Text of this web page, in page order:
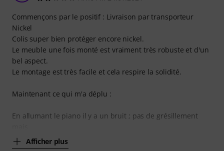
Commençons par le positif : Livraison par transporteur
Nickel
Colis super bien protéger encore nickel.
Le meuble une fois monté est vraiment très robuste et d'un
bel aspect.
Le montage est très facile et cela respire la solidité.
Maintenant ce qui m'a déplu :
En allumant le piano il y a un bruit ; pas de grésillement
Afficher plus